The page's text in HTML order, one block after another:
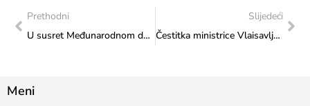
Prethodni
U susret Međunarodnom danu jazza: Jazz koncert na Šetnici kulture oduševio sve nazočne
Slijedeći
Čestitka ministrice Vlaisavljević Skupštini Kantona Sarajevo
Meni